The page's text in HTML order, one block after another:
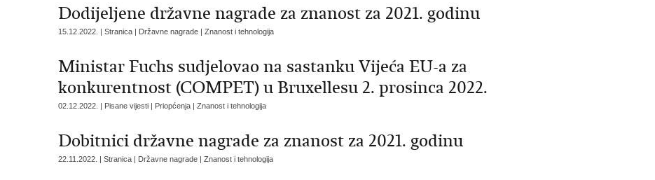
Dodijeljene državne nagrade za znanost za 2021. godinu
15.12.2022. | Stranica | Državne nagrade | Znanost i tehnologija
Ministar Fuchs sudjelovao na sastanku Vijeća EU-a za
konkurentnost (COMPET) u Bruxellesu 2. prosinca 2022.
02.12.2022. | Pisane vijesti | Priopćenja | Znanost i tehnologija
Dobitnici državne nagrade za znanost za 2021. godinu
22.11.2022. | Stranica | Državne nagrade | Znanost i tehnologija